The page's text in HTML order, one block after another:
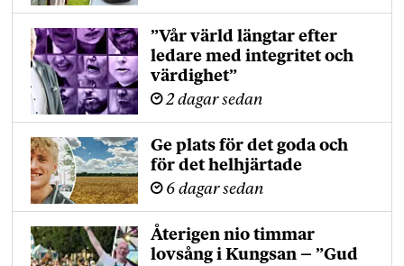
”Vår värld längtar efter
ledare med integritet och
värdighet”
2 dagar sedan
Ge plats för det goda och
för det helhjärtade
6 dagar sedan
Återigen nio timmar
lovsång i Kungsan – ”Gud